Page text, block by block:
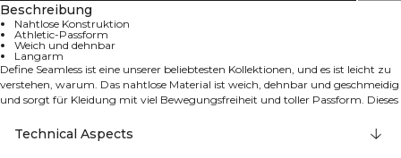
Beschreibung
Nahtlose Konstruktion
Athletic-Passform
Weich und dehnbar
Langarm
Define Seamless ist eine unserer beliebtesten Kollektionen, und es ist leicht zu
verstehen, warum. Das nahtlose Material ist weich, dehnbar und geschmeidig
und sorgt für Kleidung mit viel Bewegungsfreiheit und toller Passform. Dieses
Kombination aus Komfort und Leistung für dein Training. Die nahtlose
Konstruktion eliminiert störende Nähte, während die athletische Passform
Technical Aspects